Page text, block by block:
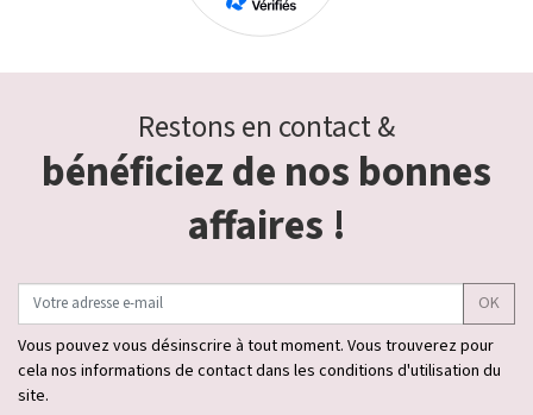
Restons en contact &
bénéficiez de nos bonnes
affaires !
OK
Vous pouvez vous désinscrire à tout moment. Vous trouverez pour
cela nos informations de contact dans les conditions d'utilisation du
site.